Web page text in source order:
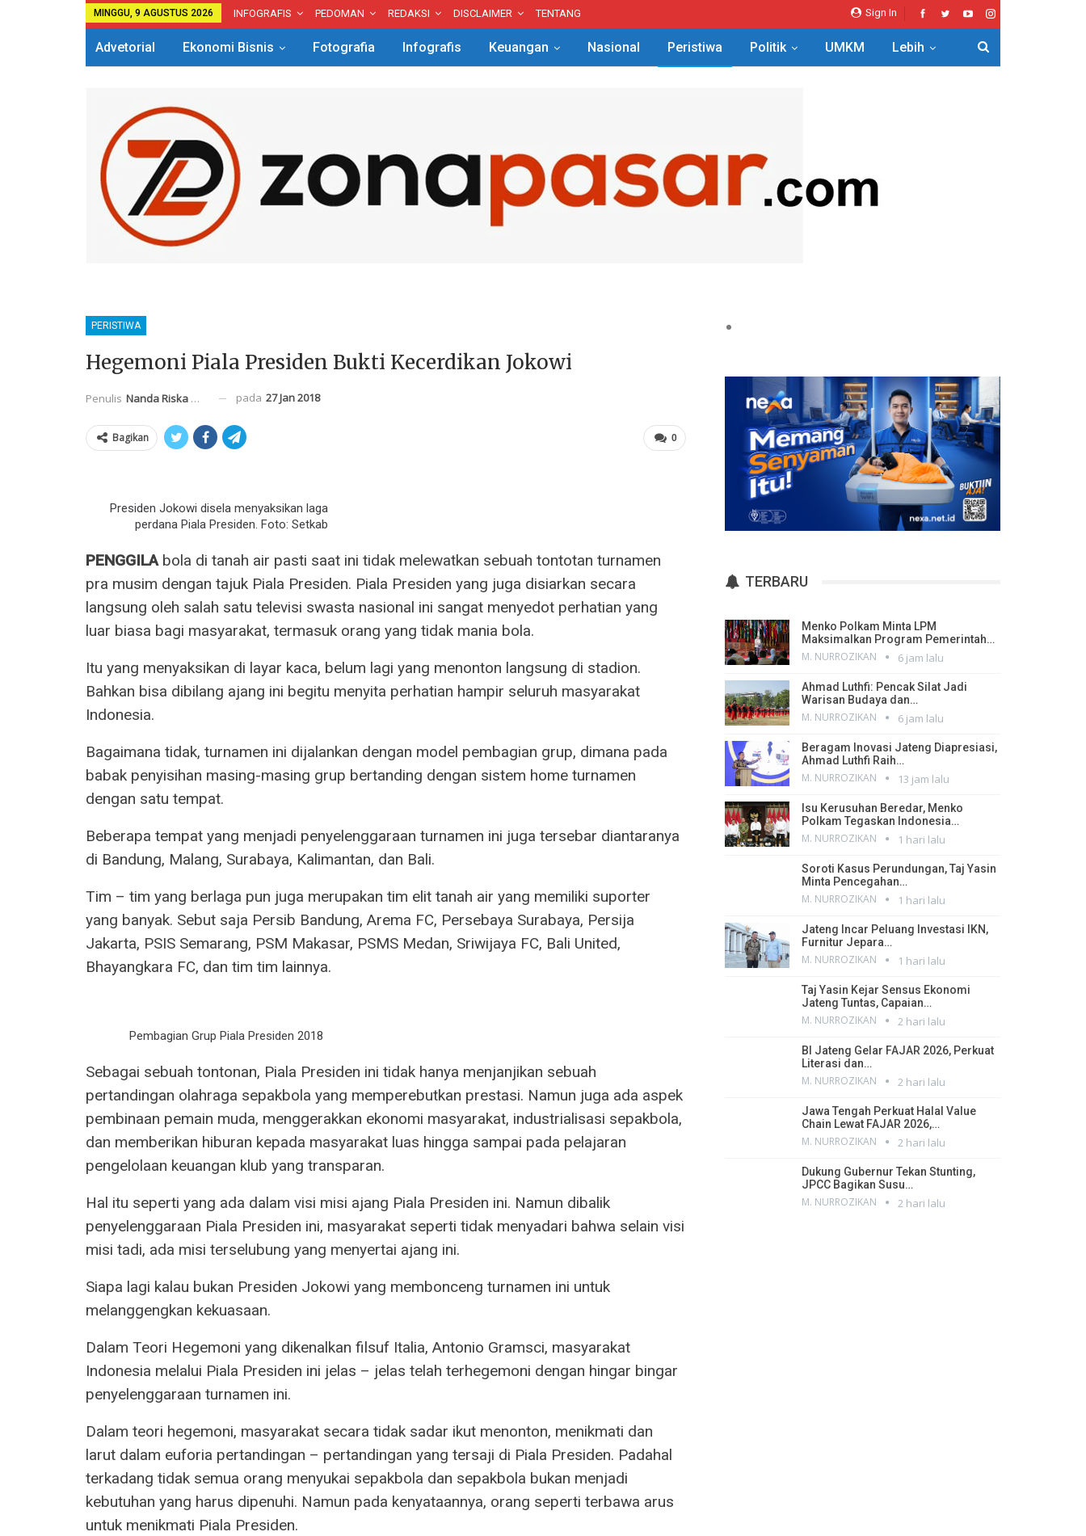
Sign In
MINGGU, 9 AGUSTUS 2026 INFOGRAFIS PEDOMAN REDAKSI DISCLAIMER TENTANG
Advetorial Ekonomi Bisnis Fotografia Infografis Keuangan Nasional Peristiwa Politik UMKM Lebih
PERISTIWA
Hegemoni Piala Presiden Bukti Kecerdikan Jokowi
Penulis Nanda Riska Mahendra pada 27 Jan 2018
0
Bagikan
Presiden Jokowi disela menyaksikan laga
perdana Piala Presiden. Foto: Setkab
PENGGILAbola di tanah air pasti saat ini tidak melewatkan sebuah tontotan turnamen
pra musim dengan tajuk Piala Presiden. Piala Presiden yang juga disiarkan secara
langsung oleh salah satu televisi swasta nasional ini sangat menyedot perhatian yang
luar biasa bagi masyarakat, termasuk orang yang tidak mania bola.
Itu yang menyaksikan di layar kaca, belum lagi yang menonton langsung di stadion.
Bahkan bisa dibilang ajang ini begitu menyita perhatian hampir seluruh masyarakat
Indonesia.
Bagaimana tidak, turnamen ini dijalankan dengan model pembagian grup, dimana pada
babak penyisihan masing-masing grup bertanding dengan sistem home turnamen
dengan satu tempat.
Beberapa tempat yang menjadi penyelenggaraan turnamen ini juga tersebar diantaranya
di Bandung, Malang, Surabaya, Kalimantan, dan Bali.
Tim – tim yang berlaga pun juga merupakan tim elit tanah air yang memiliki suporter
yang banyak. Sebut saja Persib Bandung, Arema FC, Persebaya Surabaya, Persija
Jakarta, PSIS Semarang, PSM Makasar, PSMS Medan, Sriwijaya FC, Bali United,
Bhayangkara FC, dan tim tim lainnya.
Pembagian Grup Piala Presiden 2018
Sebagai sebuah tontonan, Piala Presiden ini tidak hanya menjanjikan sebuah
pertandingan olahraga sepakbola yang memperebutkan prestasi. Namun juga ada aspek
pembinaan pemain muda, menggerakkan ekonomi masyarakat, industrialisasi sepakbola,
dan memberikan hiburan kepada masyarakat luas hingga sampai pada pelajaran
pengelolaan keuangan klub yang transparan.
Hal itu seperti yang ada dalam visi misi ajang Piala Presiden ini. Namun dibalik
penyelenggaraan Piala Presiden ini, masyarakat seperti tidak menyadari bahwa selain visi
misi tadi, ada misi terselubung yang menyertai ajang ini.
Siapa lagi kalau bukan Presiden Jokowi yang membonceng turnamen ini untuk
melanggengkan kekuasaan.
Dalam Teori Hegemoni yang dikenalkan filsuf Italia, Antonio Gramsci, masyarakat
Indonesia melalui Piala Presiden ini jelas – jelas telah terhegemoni dengan hingar bingar
penyelenggaraan turnamen ini.
Dalam teori hegemoni, masyarakat secara tidak sadar ikut menonton, menikmati dan
larut dalam euforia pertandingan – pertandingan yang tersaji di Piala Presiden. Padahal
terkadang tidak semua orang menyukai sepakbola dan sepakbola bukan menjadi
kebutuhan yang harus dipenuhi. Namun pada kenyataannya, orang seperti terbawa arus
untuk menikmati Piala Presiden.
TERBARU
Menko Polkam Minta LPM
Maksimalkan Program Pemerintah…
M. NURROZIKAN 6 jam lalu
Ahmad Luthfi: Pencak Silat Jadi
Warisan Budaya dan…
M. NURROZIKAN 6 jam lalu
Beragam Inovasi Jateng Diapresiasi,
Ahmad Luthfi Raih…
M. NURROZIKAN 13 jam lalu
Isu Kerusuhan Beredar, Menko
Polkam Tegaskan Indonesia…
M. NURROZIKAN 1 hari lalu
Soroti Kasus Perundungan, Taj Yasin
Minta Pencegahan…
M. NURROZIKAN 1 hari lalu
Jateng Incar Peluang Investasi IKN,
Furnitur Jepara…
M. NURROZIKAN 1 hari lalu
Taj Yasin Kejar Sensus Ekonomi
Jateng Tuntas, Capaian…
M. NURROZIKAN 2 hari lalu
BI Jateng Gelar FAJAR 2026, Perkuat
Literasi dan…
M. NURROZIKAN 2 hari lalu
Jawa Tengah Perkuat Halal Value
Chain Lewat FAJAR 2026,…
M. NURROZIKAN 2 hari lalu
Dukung Gubernur Tekan Stunting,
JPCC Bagikan Susu…
M. NURROZIKAN 2 hari lalu